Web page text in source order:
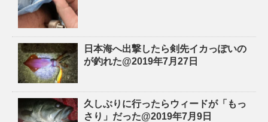
日本海へ出撃したら剣先イカっぽいの
が釣れた@2019年7月27日
久しぶりに行ったらウィードが「もっ
さり」だった@2019年7月9日